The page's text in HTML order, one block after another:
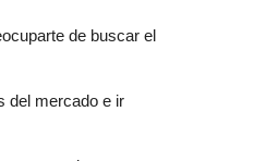
de buscar el
del mercado e ir